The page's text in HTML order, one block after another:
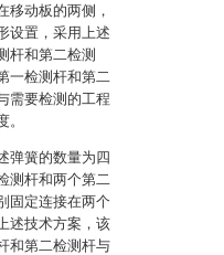
移动板的两侧，
设置，采用上述
杆和第二检测
一检测杆和第二
需要检测的工程
弹簧的数量为四
测杆和两个第二
固定连接在两个
述技术方案，该
和第二检测杆与